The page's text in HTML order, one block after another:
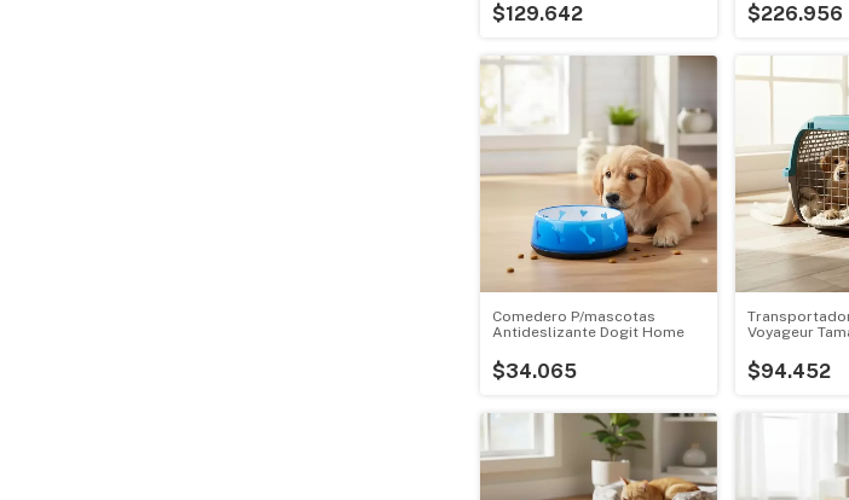
$129.642 $226.956
Comedero P/mascotas
Antideslizante Dogit Home
$34.065
Voyageur
$94.452